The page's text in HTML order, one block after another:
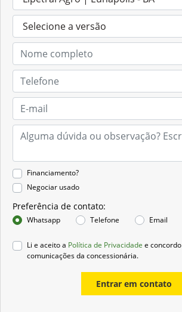
Financiamento?
Negociar usado
Preferência de contato:
Whatsapp Telefone Email
Li e aceito a Política de Privacidade e
comunicações da concessionária.
Entrar em contato